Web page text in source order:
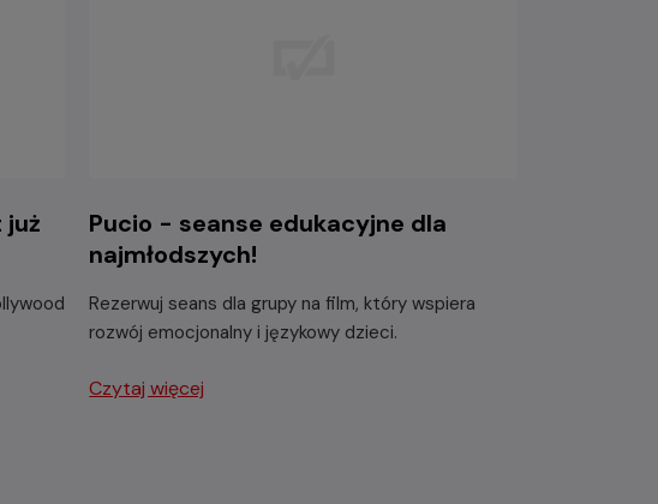
już
Pucio - seanse edukacyjne dla
najmłodszych!
Rezerwuj seans dla grupy na film, który wspiera
rozwój emocjonalny i językowy dzieci.
Czytaj więcej